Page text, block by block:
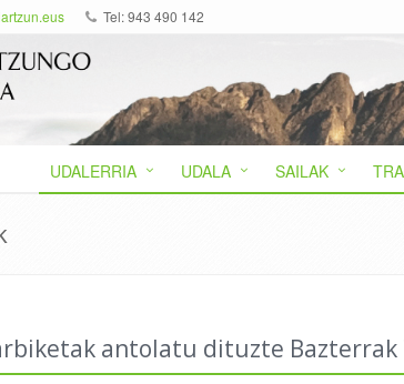
Tel: 943 490 142
UDALERRIA UDALA SAILAK
antolatu dituzte